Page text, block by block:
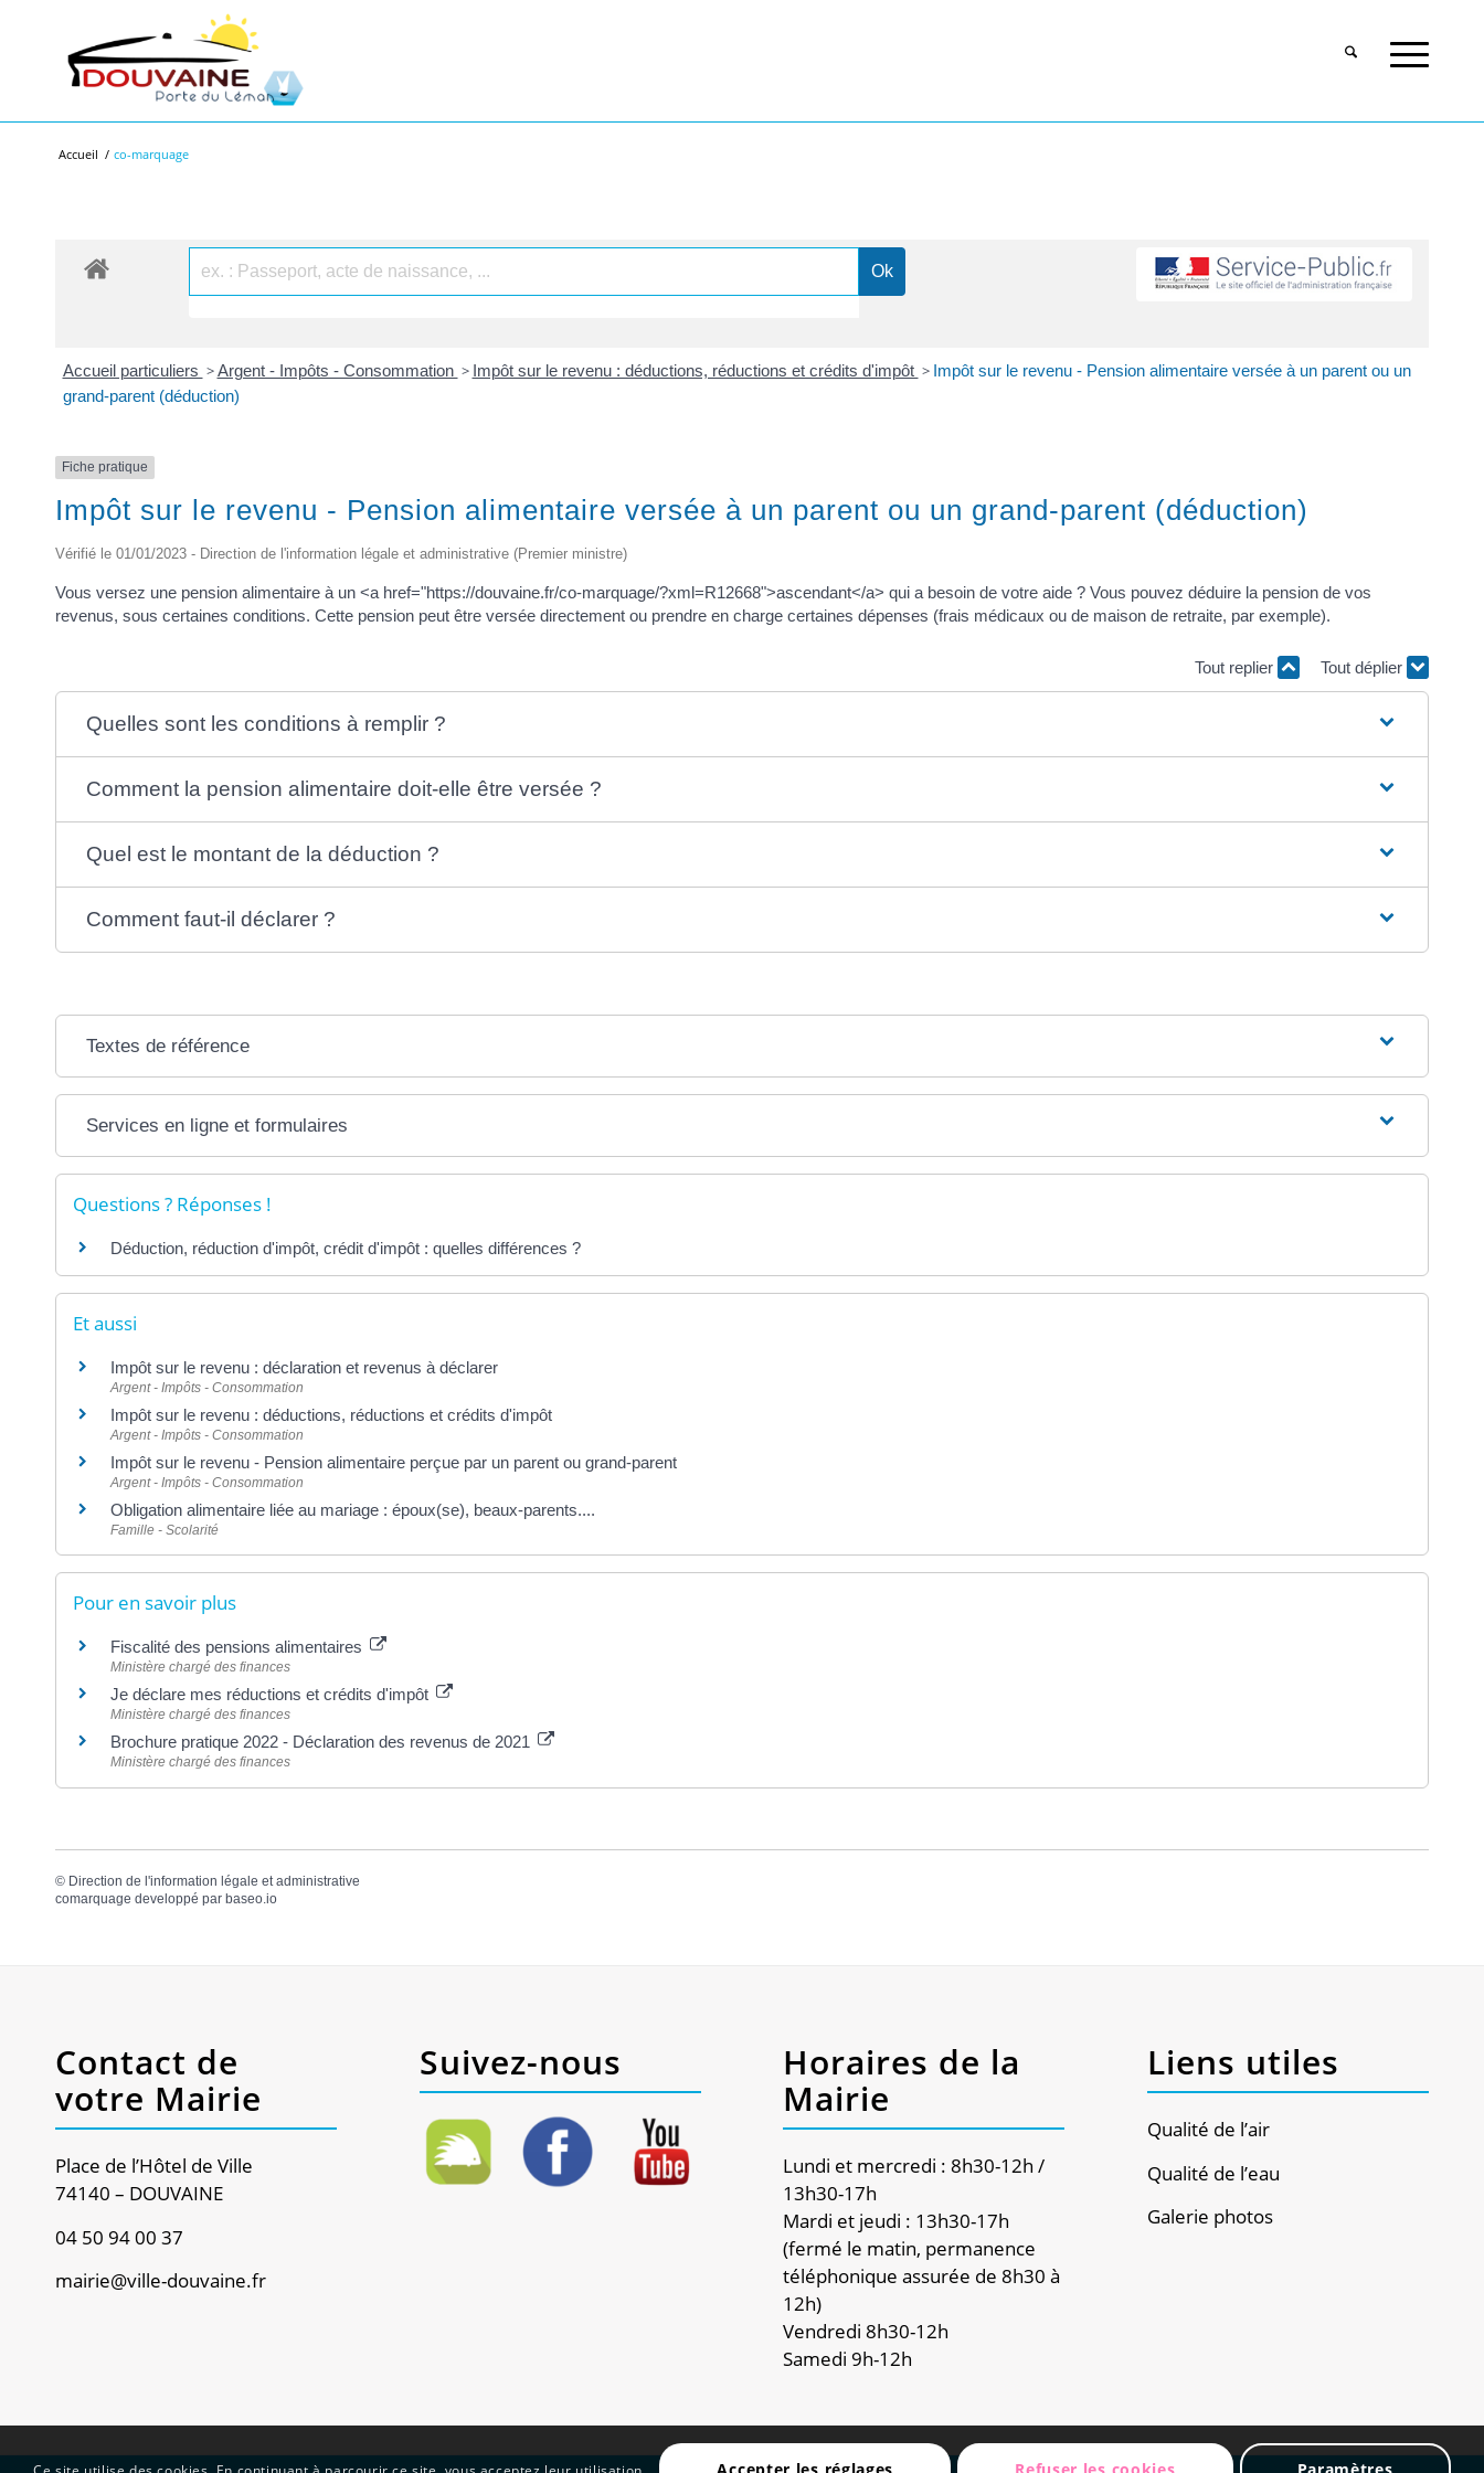
Accueil / co-marquage
Accueil particuliers > Argent - Impôts - Consommation > Impôt sur le revenu : déductions, réductions et crédits d'impôt > Impôt sur le revenu - Pension alimentaire versée à un parent ou un
grand-parent (déduction)
Fiche pratique
Impôt sur le revenu - Pension alimentaire versée à un parent ou un grand-parent (déduction)
Vérifié le 01/01/2023 - Direction de l'information légale et administrative (Premier ministre)
Vous versez une pension alimentaire à un <a href="https://douvaine.fr/co-marquage/?xml=R12668">ascendant</a> qui a besoin de votre aide ? Vous pouvez déduire la pension de vos
revenus, sous certaines conditions. Cette pension peut être versée directement ou prendre en charge certaines dépenses (frais médicaux ou de maison de retraite, par exemple).
Tout replier Tout déplier
Quelles sont les conditions à remplir ?
Comment la pension alimentaire doit-elle être versée ?
Quel est le montant de la déduction ?
Comment faut-il déclarer ?
Textes de référence
Services en ligne et formulaires
Questions ? Réponses !
Déduction, réduction d'impôt, crédit d'impôt : quelles différences ?
Et aussi
Impôt sur le revenu : déclaration et revenus à déclarer
Argent - Impôts - Consommation
Impôt sur le revenu : déductions, réductions et crédits d'impôt
Argent - Impôts - Consommation
Impôt sur le revenu - Pension alimentaire perçue par un parent ou grand-parent
Argent - Impôts - Consommation
Obligation alimentaire liée au mariage : époux(se), beaux-parents....
Famille - Scolarité
Pour en savoir plus
Fiscalité des pensions alimentaires
Ministère chargé des finances
Je déclare mes réductions et crédits d'impôt
Ministère chargé des finances
Brochure pratique 2022 - Déclaration des revenus de 2021
Ministère chargé des finances
© Direction de l'information légale et administrative
comarquage developpé par baseo.io
Contact de
votre Mairie
Place de l’Hôtel de Ville
74140 – DOUVAINE
04 50 94 00 37
mairie@ville-douvaine.fr
Suivez-nous
Horaires de la
Mairie
Lundi et mercredi : 8h30-12h /
13h30-17h
Mardi et jeudi : 13h30-17h
(fermé le matin, permanence
téléphonique assurée de 8h30 à
12h)
Vendredi 8h30-12h
Samedi 9h-12h
Liens utiles
Qualité de l’air
Qualité de l’eau
Galerie photos